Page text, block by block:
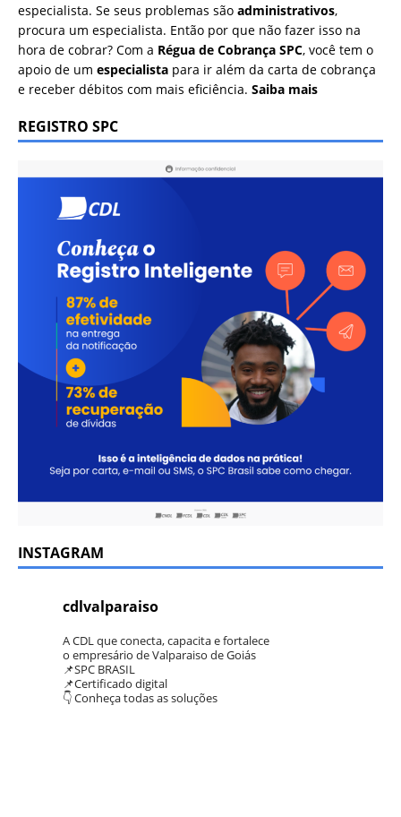
especialista. Se seus problemas são administrativos,
procura um especialista. Então por que não fazer isso na
hora de cobrar? Com a Régua de Cobrança SPC, você tem o
apoio de um especialista para ir além da carta de cobrança
e receber débitos com mais eficiência. Saiba mais
REGISTRO SPC
INSTAGRAM
cdlvalparaiso
A CDL que conecta, capacita e fortalece
o empresário de Valparaiso de Goiás
📌SPC BRASIL
📌Certificado digital
👇 Conheça todas as soluções